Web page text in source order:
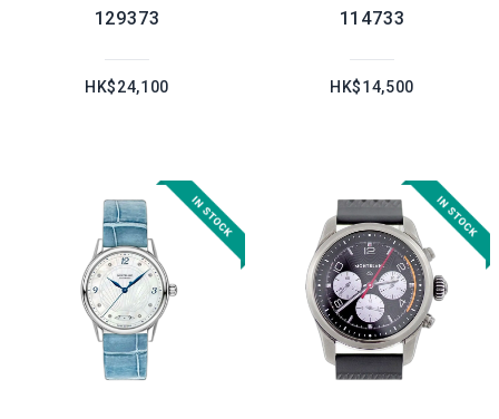
129373
HK$24,100
114733
HK$14,500